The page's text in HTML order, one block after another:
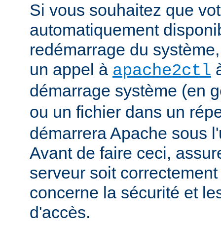
Si vous souhaitez que
automatiquement
redémarrage du
un appel à apache2ctl
démarrage système (en
ou un fichier dans un
démarrera Apache sous
Avant de faire ceci,
serveur soit
concerne la sécurité et
d'accès.